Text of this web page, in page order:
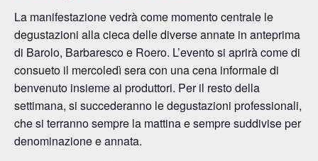
La manifestazione vedrà come momento centrale le
degustazioni alla cieca delle diverse annate in anteprima
di Barolo, Barbaresco e Roero. L’evento si aprirà come di
consueto il mercoledì sera con una cena informale di
benvenuto insieme ai produttori. Per il resto della
settimana, si succederanno le degustazioni professionali,
che si terranno sempre la mattina e sempre suddivise per
denominazione e annata.